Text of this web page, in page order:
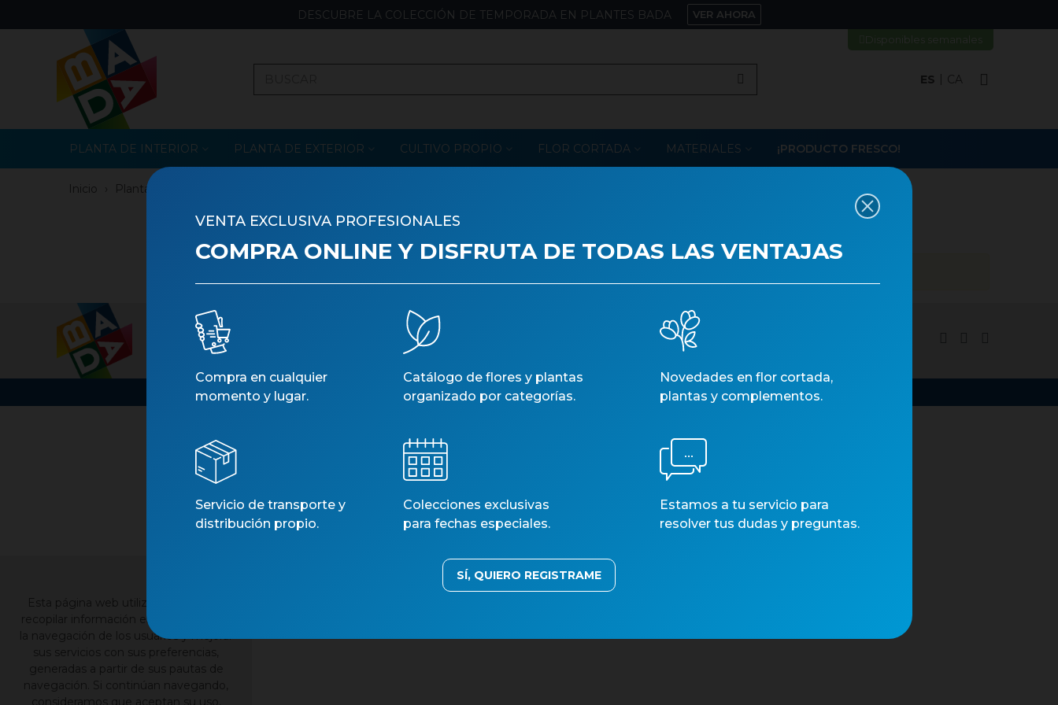
DESCUBRE LA COLECCIÓN DE TEMPORADA EN PLANTES BADA
VER AHORA
ES CA
PLANTA DE INTERIOR PLANTA DE EXTERIOR CULTIVO PROPIO FLOR CORTADA MATERIALES ¡PRODUCTO FRESCO!
Inicio Planta de Interior
BULBOSAS
Nuestros catálogos Política de privacidad Política de cookies
Copyright © Todos los derechos reservados Plantes Bada S.L.
Esta página web utiliza cookies para
recopilar información estadística sobre
la navegación de los usuarios y mejorar
sus servicios con sus preferencias,
generadas a partir de sus pautas de
navegación. Si continúan navegando,
consideramos que aceptan su uso,
VENTA EXCLUSIVA PROFESIONALES
COMPRA ONLINE Y DISFRUTA DE TODAS LAS VENTAJAS
Compra en cualquier
momento y lugar.
Catálogo de flores y plantas
organizado por categorías.
Novedades en flor cortada,
plantas y complementos.
Servicio de transporte y
distribución propio.
Colecciones exclusivas
para fechas especiales.
Estamos a tu servicio para
resolver tus dudas y preguntas.
SÍ, QUIERO REGISTRAME